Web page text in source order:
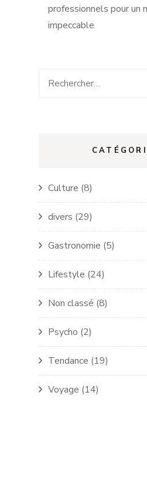
professionnels pour un
impeccable
Rechercher :
Culture (8)
divers (29)
Gastronomie (5)
Lifestyle (24)
Non classé (8)
Psycho (2)
Tendance (19)
Voyage (14)